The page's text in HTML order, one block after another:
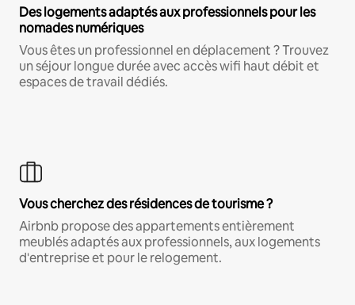
Des logements adaptés aux professionnels pour les
nomades numériques
Vous êtes un professionnel en déplacement ? Trouvez
un séjour longue durée avec accès wifi haut débit et
espaces de travail dédiés.
Vous cherchez des résidences de tourisme ?
Airbnb propose des appartements entièrement
meublés adaptés aux professionnels, aux logements
d'entreprise et pour le relogement.